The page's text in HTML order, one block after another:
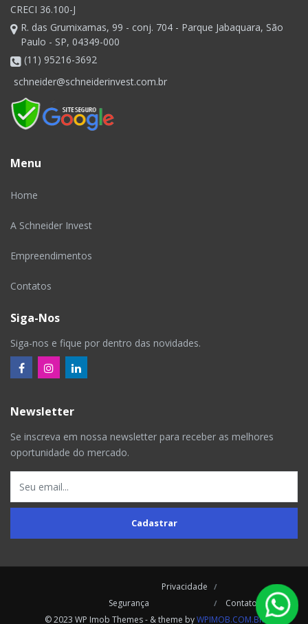
CRECI 36.100-J
R. das Grumixamas, 99 - conj. 704 - Parque Jabaquara, São
Paulo - SP, 04349-000
(11) 95216-3692
schneider@schneiderinvest.com.br
Menu
Home
A Schneider Invest
Empreendimentos
Contatos
Siga-Nos
Siga-nos e fique por dentro das novidades.
Newsletter
Se inscreva em nossa newsletter para receber as melhores
oportunidade do mercado.
Cadastrar
© 2023 WP Imob Themes - & theme byWPIMOB.COM.BR
Privacidade
Segurança
Contatos